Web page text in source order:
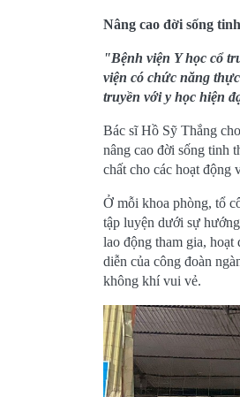
Nâng cao đời sống
"Bệnh viện Y học cổ
viện có chức năng
truyền với y học hiện
Bác sĩ Hồ Sỹ Thắng
nâng cao đời sống tinh
chất cho các hoạt động
Ở mỗi khoa phòng, tổ
tập luyện dưới sự
lao động tham gia,
diễn của công đoàn
không khí vui vẻ.